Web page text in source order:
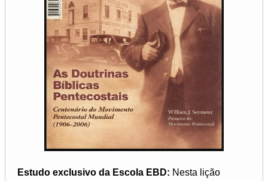
Estudo exclusivo da Escola EBD: Nesta lição